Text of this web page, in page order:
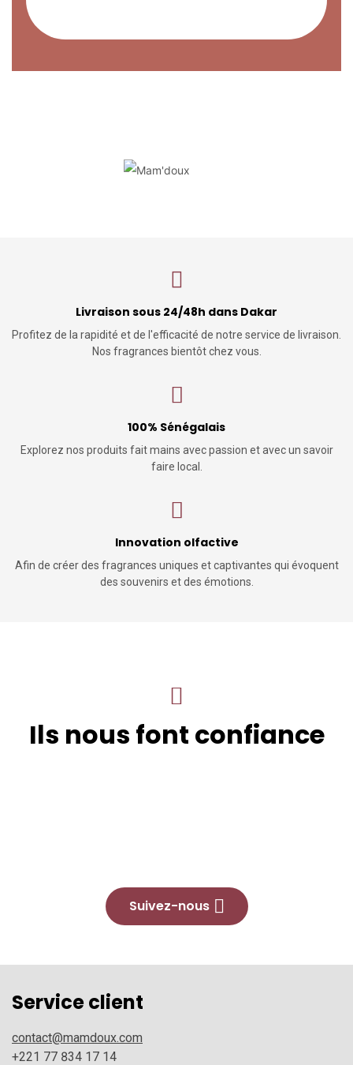
Livraison sous 24/48h dans Dakar
Profitez de la rapidité et de l'efficacité de notre service de livraison.
Nos fragrances bientôt chez vous.
100% Sénégalais
Explorez nos produits fait mains avec passion et avec un savoir
faire local.
Innovation olfactive
Afin de créer des fragrances uniques et captivantes qui évoquent
des souvenirs et des émotions.
Ils nous font confiance
Suivez-nous
Service client
contact@mamdoux.com
+221 77 834 17 14